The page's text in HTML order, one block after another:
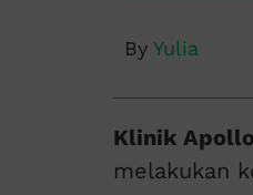
By Yulia
Klinik Apollo
melakukan